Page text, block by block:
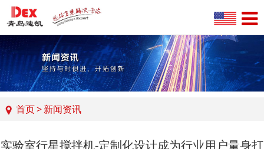
首页>新闻资讯
实验室行星搅拌机-定制化设计成为行业用户量身打